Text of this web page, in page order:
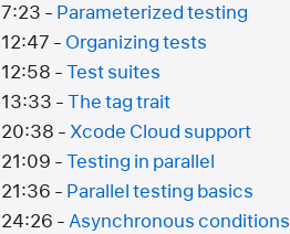
7:23 - Parameterized testing
12:47 - Organizing tests
12:58 -Test suites
13:33 -The tag trait
20:38 - Xcode Cloud support
21:09 -Testing in parallel
21:36 - Parallel testing basics
24:26 -Asynchronous conditions